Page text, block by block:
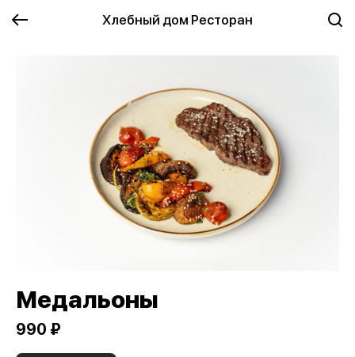
Хлебный дом Ресторан
Медальоны
990 ₽